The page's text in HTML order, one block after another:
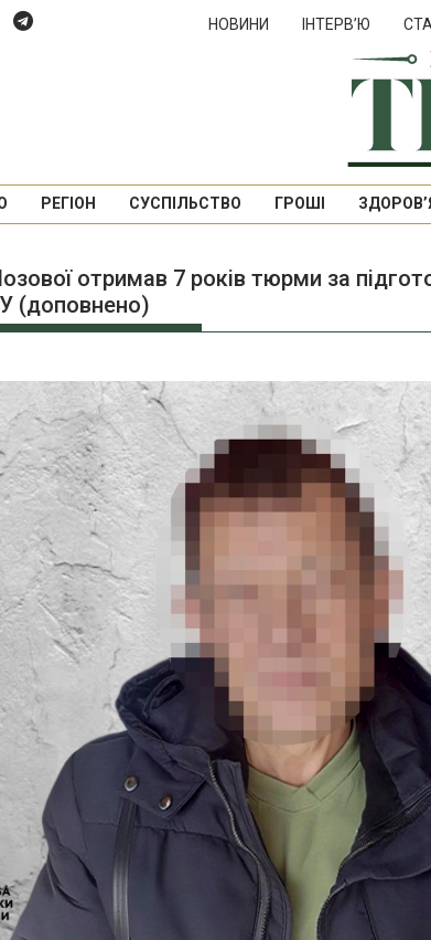
НОВИНИ ІНТЕРВ’Ю
РЕГІОН СУСПІЛЬСТВО ГРОШІ
отримав 7 років тюрми за
(доповнено)